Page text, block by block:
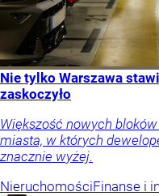
Nie tylko Warszawa
zaskoczyło
Większość nowych
miasta, w których
znacznie wyżej.
NieruchomościFinanse i